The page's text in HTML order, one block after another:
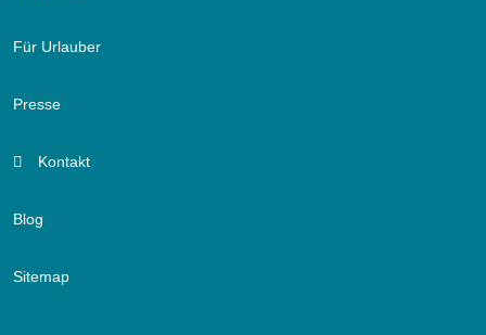
Für Urlauber
Presse
Kontakt
Blog
Sitemap